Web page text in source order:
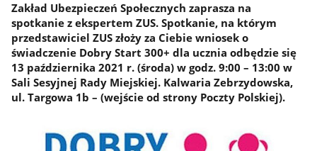
Zakład Ubezpieczeń Społecznych zaprasza na
spotkanie z ekspertem ZUS. Spotkanie, na którym
przedstawiciel ZUS złoży za Ciebie wniosek o
świadczenie Dobry Start 300+ dla ucznia odbędzie się
13 października 2021 r. (środa) w godz. 9:00 – 13:00 w
Sali Sesyjnej Rady Miejskiej. Kalwaria Zebrzydowska,
ul. Targowa 1b – (wejście od strony Poczty Polskiej).